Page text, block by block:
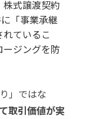
株式譲渡契約
「事業承継
ているこ
ージングを防
」ではな
取引価値が実